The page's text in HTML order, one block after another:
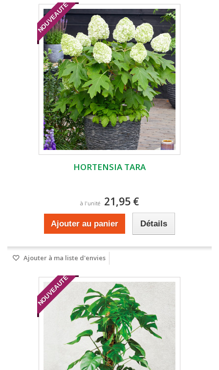
NOUVEAUTÉ
HORTENSIA TARA
à l'unité 21,95 €
Ajouter au panier Détails
Ajouter à ma liste d'envies
NOUVEAUTÉ